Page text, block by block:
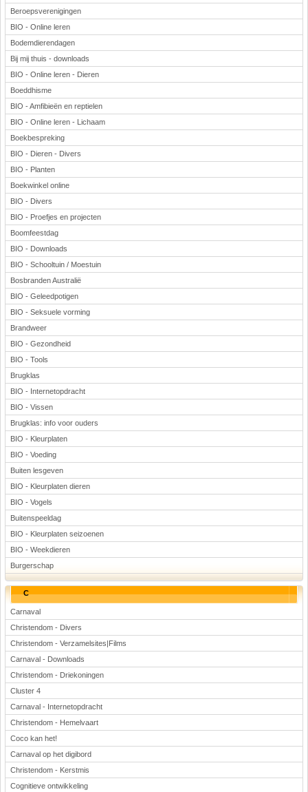
Beroepsverenigingen
BIO - Online leren
Bodemdierendagen
Bij mij thuis - downloads
BIO - Online leren - Dieren
Boeddhisme
BIO - Amfibieën en reptielen
BIO - Online leren - Lichaam
Boekbespreking
BIO - Dieren - Divers
BIO - Planten
Boekwinkel online
BIO - Divers
BIO - Proefjes en projecten
Boomfeestdag
BIO - Downloads
BIO - Schooltuin / Moestuin
Bosbranden Australië
BIO - Geleedpotigen
BIO - Seksuele vorming
Brandweer
BIO - Gezondheid
BIO - Tools
Brugklas
BIO - Internetopdracht
BIO - Vissen
Brugklas: info voor ouders
BIO - Kleurplaten
BIO - Voeding
Buiten lesgeven
BIO - Kleurplaten dieren
BIO - Vogels
Buitenspeeldag
BIO - Kleurplaten seizoenen
BIO - Weekdieren
Burgerschap
C
Carnaval
Christendom - Divers
Christendom - Verzamelsites|Films
Carnaval - Downloads
Christendom - Driekoningen
Cluster 4
Carnaval - Internetopdracht
Christendom - Hemelvaart
Coco kan het!
Carnaval op het digibord
Christendom - Kerstmis
Cognitieve ontwikkeling